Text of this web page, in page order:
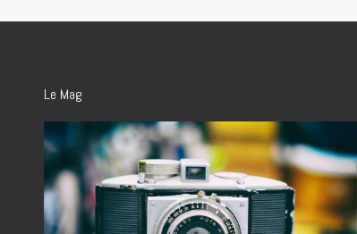
Le Mag